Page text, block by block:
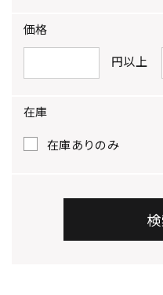
価格
円以上
在庫
在庫ありのみ